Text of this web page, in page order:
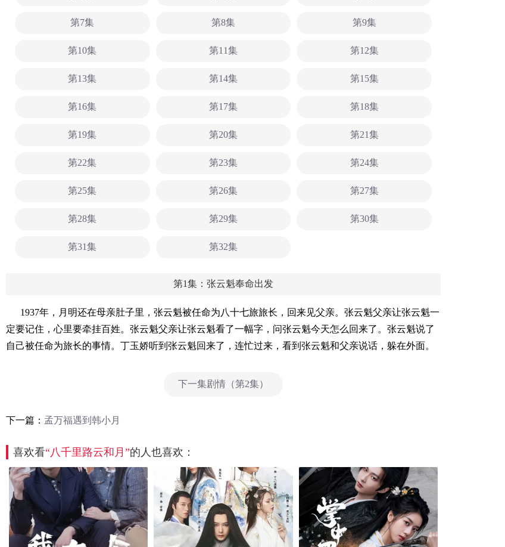
第7集 第8集 第9集
第10集 第11集 第12集
第13集 第14集 第15集
第16集 第17集 第18集
第19集 第20集 第21集
第22集 第23集 第24集
第25集 第26集 第27集
第28集 第29集 第30集
第31集 第32集
第1集：张云魁奉命出发
1937年，月明还在母亲肚子里，张云魁被任命为八十七旅旅长，回来见父亲。张云魁父亲让张云魁一
定要记住，心里要牵挂百姓。张云魁父亲让张云魁看了一幅字，问张云魁今天怎么回来了。张云魁说了
自己被任命为旅长的事情。丁玉娇听到张云魁回来了，连忙过来，看到张云魁和父亲说话，躲在外面。
下一集剧情（第2集）
下一篇： 孟万福遇到韩小月
喜欢看“八千里路云和月”的人也喜欢：